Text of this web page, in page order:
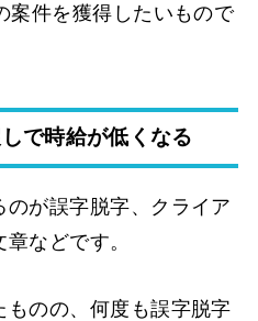
案件を獲得したいもので
で時給が低くなる
が誤字脱字、クライア
などです。
のの、何度も誤字脱字